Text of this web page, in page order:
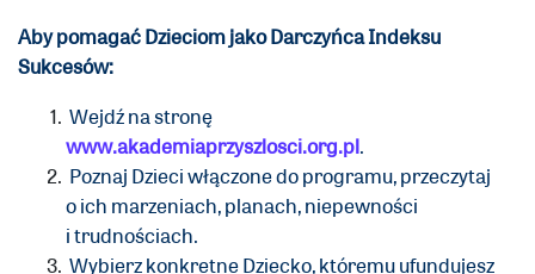
Aby pomagać Dzieciom jako Darczyńca Indeksu
Sukcesów:
Wejdź na stronę
www.akademiaprzyszlosci.org.pl.
Poznaj Dzieci włączone do programu, przeczytaj
o ich marzeniach, planach, niepewności
i trudnościach.
Wybierz konkretne Dziecko, któremu ufundujesz